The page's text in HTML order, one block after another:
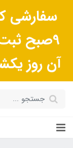
سفارشی
9صبح
آن روز